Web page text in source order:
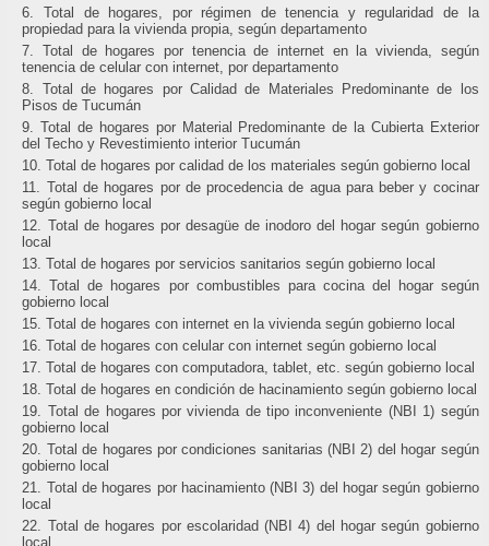
Total de hogares, por régimen de tenencia y regularidad de la
propiedad para la vivienda propia, según departamento
Total de hogares por tenencia de internet en la vivienda, según
tenencia de celular con internet, por departamento
Total de hogares por Calidad de Materiales Predominante de los
Pisos de Tucumán
Total de hogares por Material Predominante de la Cubierta Exterior
del Techo y Revestimiento interior Tucumán
Total de hogares por calidad de los materiales según gobierno local
Total de hogares por de procedencia de agua para beber y cocinar
según gobierno local
Total de hogares por desagüe de inodoro del hogar según gobierno
local
Total de hogares por servicios sanitarios según gobierno local
Total de hogares por combustibles para cocina del hogar según
gobierno local
Total de hogares con internet en la vivienda según gobierno local
Total de hogares con celular con internet según gobierno local
Total de hogares con computadora, tablet, etc. según gobierno local
Total de hogares en condición de hacinamiento según gobierno local
Total de hogares por vivienda de tipo inconveniente (NBI 1) según
gobierno local
Total de hogares por condiciones sanitarias (NBI 2) del hogar según
gobierno local
Total de hogares por hacinamiento (NBI 3) del hogar según gobierno
local
Total de hogares por escolaridad (NBI 4) del hogar según gobierno
local